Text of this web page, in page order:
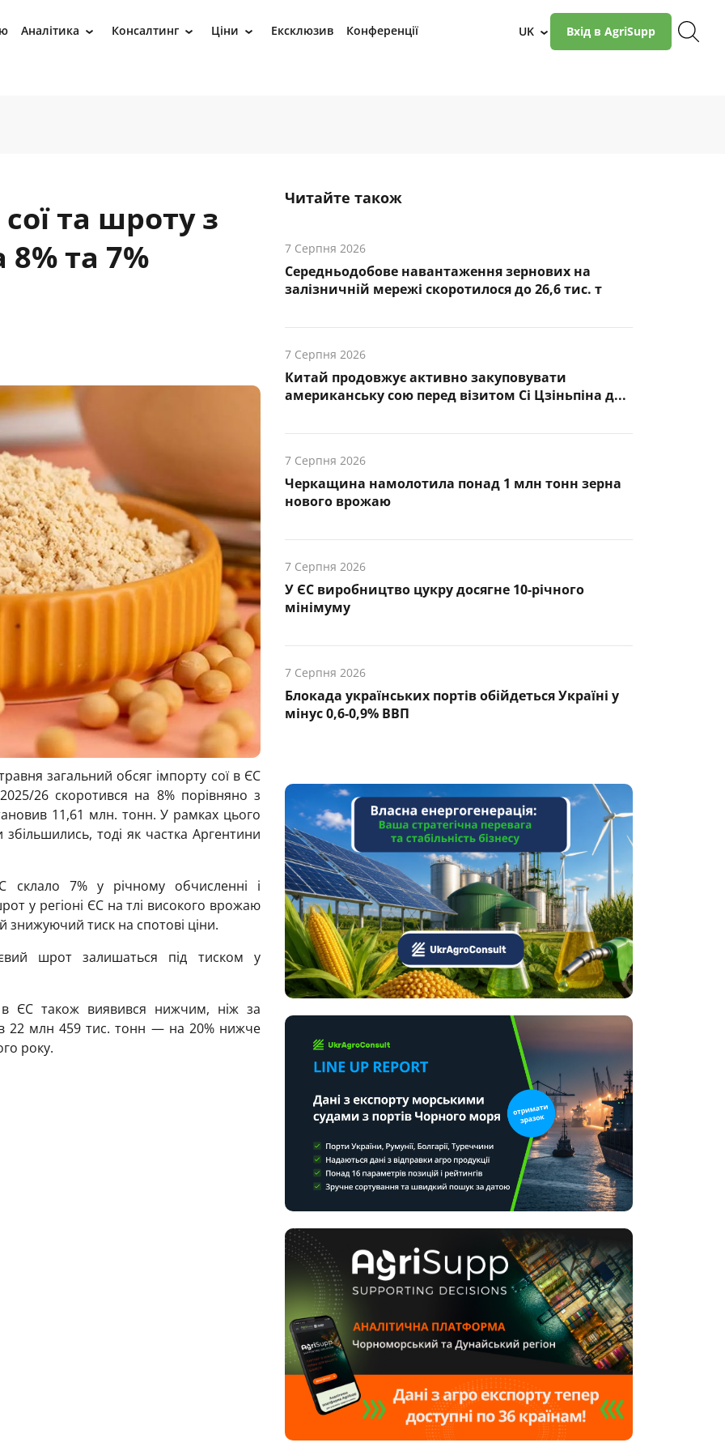
Аналітика › Консалтинг › Ціни › Ексклюзив Конференції UK › Вхід в AgriSupp
та шроту з
та 7%
загальний обсяг імпорту сої в ЄС
26 скоротився на 8% порівняно з
11,61 млн. тонн. У рамках цього
збільшились, тоді як частка Аргентини
7% у річному обчисленні і
у регіоні ЄС на тлі високого врожаю
тиск на спотові ціни.
шрот залишаться під тиском у
ЄС також виявився нижчим, ніж за
22 млн 459 тис. тонн — на 20% нижче
року.
Читайте також
7 Серпня 2026
Середньодобове навантаження зернових на
залізничній мережі скоротилося до 26,6 тис. т
7 Серпня 2026
Китай продовжує активно закуповувати
американську сою перед візитом Сі Цзіньпіна д...
7 Серпня 2026
Черкащина намолотила понад 1 млн тонн зерна
нового врожаю
7 Серпня 2026
У ЄС виробництво цукру досягне 10-річного
мінімуму
7 Серпня 2026
Блокада українських портів обійдеться Україні у
мінус 0,6-0,9% ВВП